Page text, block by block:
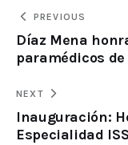
PREVIOUS
Díaz Mena
paramédicos de
NEXT
Inauguración:
Especialidad